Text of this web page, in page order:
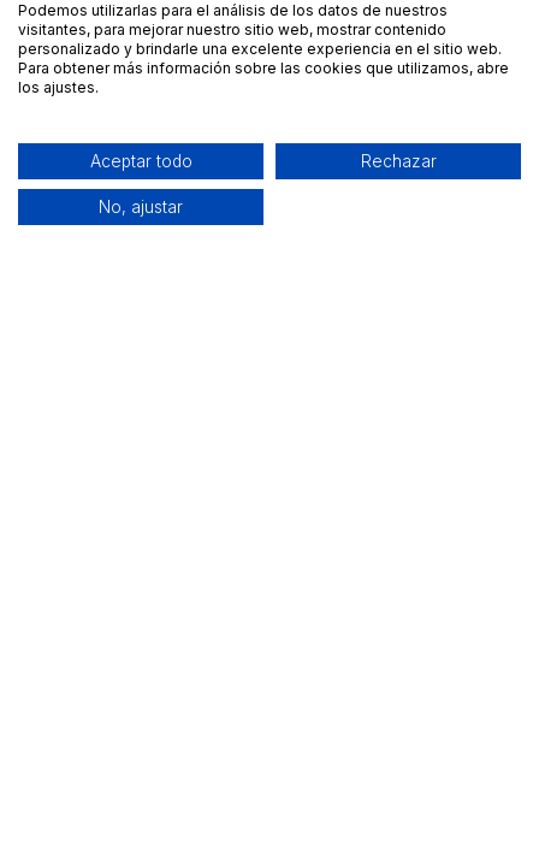
Podemos utilizarlas para el análisis de los datos de nuestros
visitantes, para mejorar nuestro sitio web, mostrar contenido
personalizado y brindarle una excelente experiencia en el sitio web.
Para obtener más información sobre las cookies que utilizamos, abre
los ajustes.
Aceptar todo Rechazar
No, ajustar